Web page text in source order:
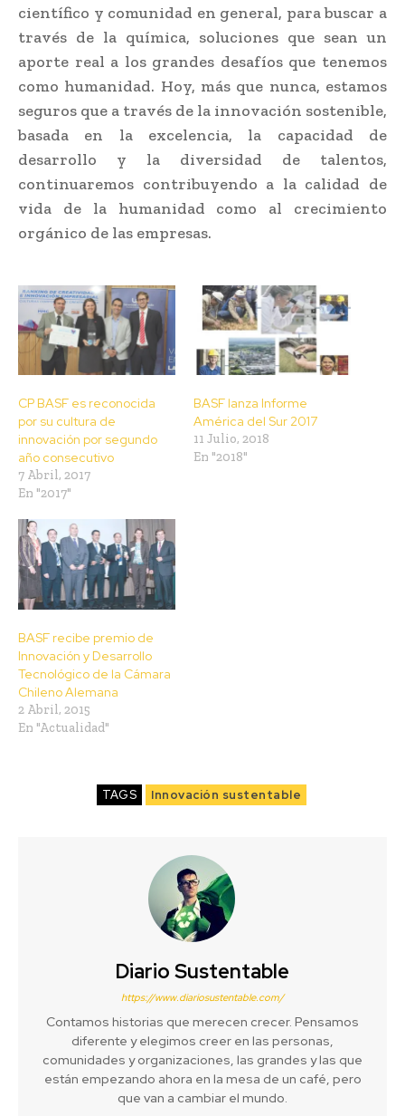
científico y comunidad en general, para buscar a
través de la química, soluciones que sean un
aporte real a los grandes desafíos que tenemos
como humanidad. Hoy, más que nunca, estamos
seguros que a través de la innovación sostenible,
basada en la excelencia, la capacidad de
desarrollo y la diversidad de talentos,
continuaremos contribuyendo a la calidad de
vida de la humanidad como al crecimiento
orgánico de las empresas.
CP BASF es reconocida
por su cultura de
innovación por segundo
año consecutivo
7 Abril, 2017
En "2017"
BASF lanza Informe
América del Sur 2017
11 Julio, 2018
En "2018"
BASF recibe premio de
Innovación y Desarrollo
Tecnológico de la Cámara
Chileno Alemana
2 Abril, 2015
En "Actualidad"
TAGS Innovación sustentable
Diario Sustentable
https://www.diariosustentable.com/
Contamos historias que merecen crecer. Pensamos
diferente y elegimos creer en las personas,
comunidades y organizaciones, las grandes y las que
están empezando ahora en la mesa de un café, pero
que van a cambiar el mundo.